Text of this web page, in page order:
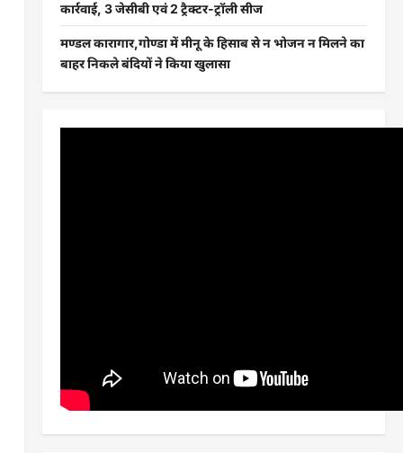
कार्रवाई, 3 जेसीबी एवं 2 ट्रैक्टर-ट्रॉली सीज
मण्डल कारागार,गोण्डा में मीनू के हिसाब से न भोजन न मिलने का
बाहर निकले बंदियों ने किया खुलासा